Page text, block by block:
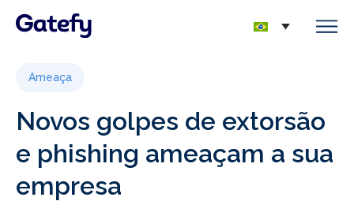
Ameaça
Novos golpes de extorsão
e phishing ameaçam a sua
empresa